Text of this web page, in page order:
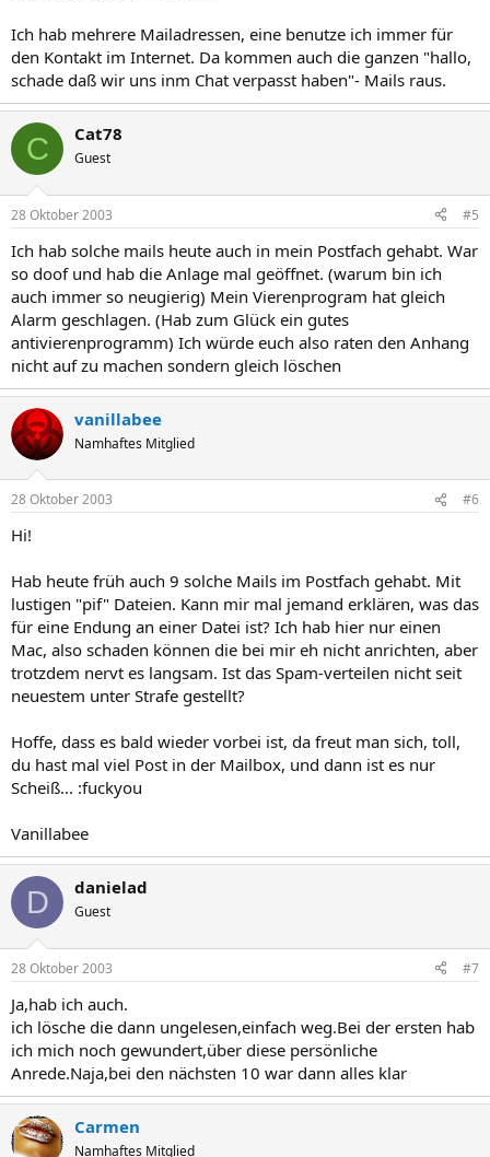
Ich hab mehrere Mailadressen, eine benutze ich immer für
den Kontakt im Internet. Da kommen auch die ganzen "hallo,
schade daß wir uns inm Chat verpasst haben"- Mails raus.
C Cat78
Guest
28 Oktober 2003 #5
Ich hab solche mails heute auch in mein Postfach gehabt. War
so doof und hab die Anlage mal geöffnet. (warum bin ich
auch immer so neugierig) Mein Vierenprogram hat gleich
Alarm geschlagen. (Hab zum Glück ein gutes
antivierenprogramm) Ich würde euch also raten den Anhang
nicht auf zu machen sondern gleich löschen
vanillabee
Namhaftes Mitglied
28 Oktober 2003 #6
Hi!
Hab heute früh auch 9 solche Mails im Postfach gehabt. Mit
lustigen "pif" Dateien. Kann mir mal jemand erklären, was das
für eine Endung an einer Datei ist? Ich hab hier nur einen
Mac, also schaden können die bei mir eh nicht anrichten, aber
trotzdem nervt es langsam. Ist das Spam-verteilen nicht seit
neuestem unter Strafe gestellt?
Hoffe, dass es bald wieder vorbei ist, da freut man sich, toll,
du hast mal viel Post in der Mailbox, und dann ist es nur
Scheiß... :fuckyou
Vanillabee
D danielad
Guest
28 Oktober 2003 #7
Ja,hab ich auch.
ich lösche die dann ungelesen,einfach weg.Bei der ersten hab
ich mich noch gewundert,über diese persönliche
Anrede.Naja,bei den nächsten 10 war dann alles klar
Carmen
Namhaftes Mitglied